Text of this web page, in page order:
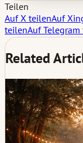
Teilen
Auf X teilenAuf
teilenAuf
Related